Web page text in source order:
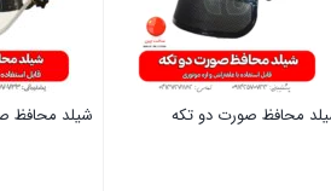
محافظ صورت دو تکه شیلد محافظ